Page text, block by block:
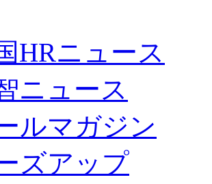
HRニュース
ニュース
ルマガジン
ズアップ